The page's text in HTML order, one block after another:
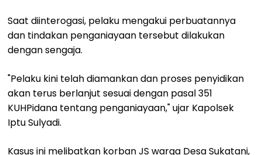
Saat diinterogasi, pelaku mengakui perbuatannya
dan tindakan penganiayaan tersebut dilakukan
dengan sengaja.
"Pelaku kini telah diamankan dan proses penyidikan
akan terus berlanjut sesuai dengan pasal 351
KUHPidana tentang penganiayaan," ujar Kapolsek
Iptu Sulyadi.
Kasus ini melibatkan korban JS warga Desa Sukatani,